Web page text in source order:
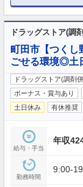
ドラッグストア(調
町田市【つくし
ごせる環境◎土
ドラッグストア(調剤
ボーナス・賞与あり
土日休み
有休推奨
給与・手当
年収
勤務時間
9:00-